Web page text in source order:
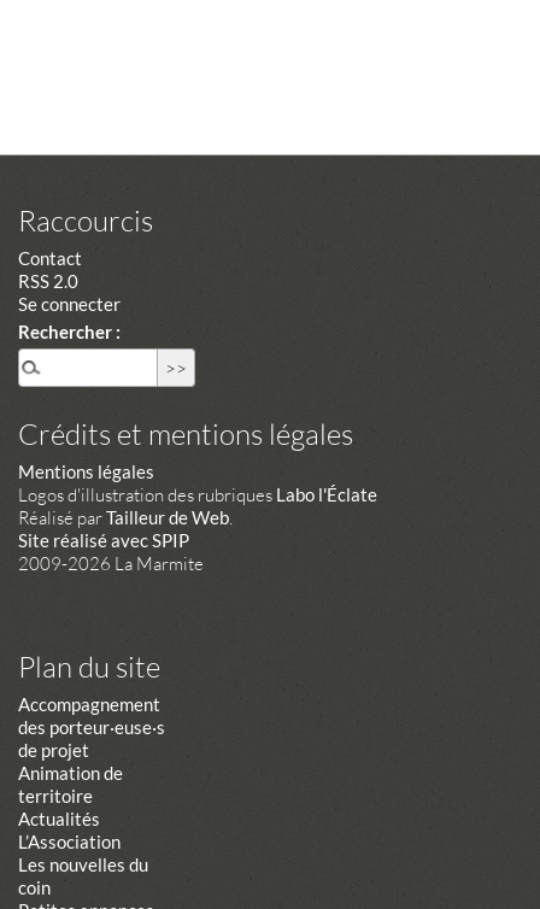
Raccourcis
Contact
RSS 2.0
Se connecter
Rechercher :
Crédits et mentions légales
Mentions légales
Logos d'illustration des rubriques Labo l'Éclate
Réalisé parTailleur de Web
Site réalisé avec SPIP
2009-2026 La Marmite
Plan du site
Accompagnement
des porteur·euse·s
de projet
Animation de
territoire
Actualités
L’Association
Les nouvelles du
coin